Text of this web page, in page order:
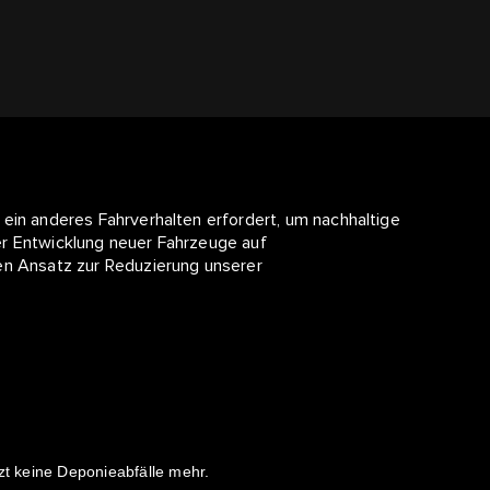
anderes Fahrverhalten erfordert, um nachhaltige
Entwicklung neuer Fahrzeuge auf
Ansatz zur Reduzierung unserer
keine Deponieabfälle mehr.